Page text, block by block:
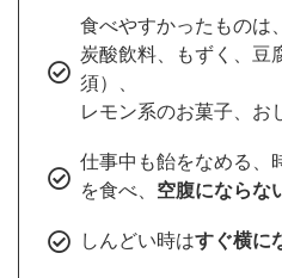
食べやすかったものは
炭酸飲料、もずく、豆
須）、
レモン系のお菓子、お
仕事中も飴をなめる、
を食べ、 空腹にならな
しんどい時はすぐ横に